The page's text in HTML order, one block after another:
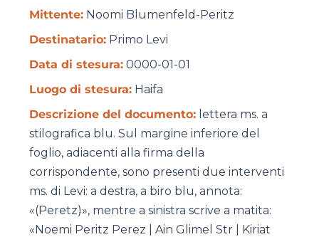
Mittente: Noomi Blumenfeld-Peritz
Destinatario: Primo Levi
Data di stesura: 0000-01-01
Luogo di stesura: Haifa
Descrizione del documento: lettera ms. a
stilografica blu. Sul margine inferiore del
foglio, adiacenti alla firma della
corrispondente, sono presenti due interventi
ms. di Levi: a destra, a biro blu, annota:
«(Peretz)», mentre a sinistra scrive a matita:
«Noemi Peritz Perez | Ain Glimel Str | Kiriat